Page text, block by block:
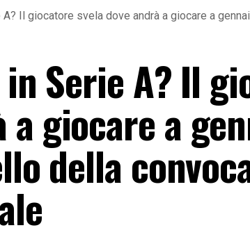
Il giocatore svela dove andrà a giocare a
Serie A? Il
a giocare a
della